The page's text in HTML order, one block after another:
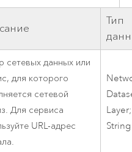
Тип
сетевых данных или
для которого
сетевой
Для сервиса
URL-адрес
Layer;
String